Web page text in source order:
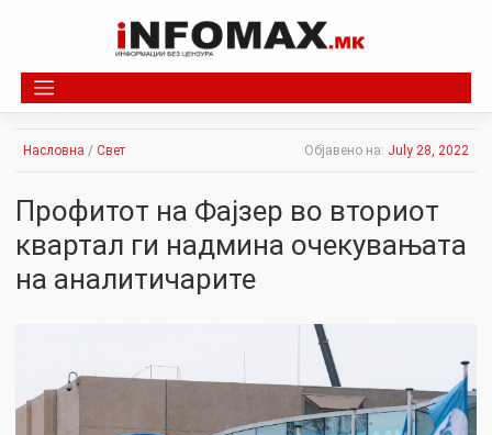
Насловна / Свет Објавено на: July 28, 2022
Профитот на Фајзер во вториот
квартал ги надмина очекувањата
на аналитичарите